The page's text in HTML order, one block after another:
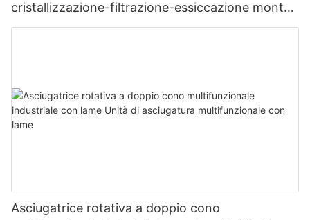
cristallizzazione-filtrazione-essiccazione montati
su skid
Asciugatrice rotativa a doppio cono